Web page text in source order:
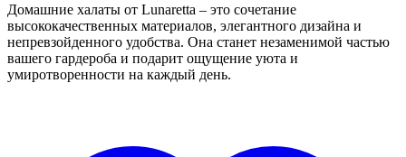
Домашние халаты от Lunaretta – это сочетание
высококачественных материалов, элегантного дизайна и
непревзойденного удобства. Она станет незаменимой частью
вашего гардероба и подарит ощущение уюта и
умиротворенности на каждый день.